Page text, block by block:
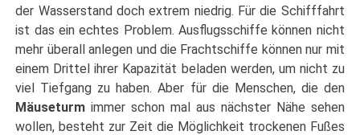
der Wasserstand doch extrem niedrig. Für die Schifffahrt
ist das ein echtes Problem. Ausflugsschiffe können nicht
mehr überall anlegen und die Frachtschiffe können nur mit
einem Drittel ihrer Kapazität beladen werden, um nicht zu
viel Tiefgang zu haben. Aber für die Menschen, die den
Mäuseturm immer schon mal aus nächster Nähe sehen
wollen, besteht zur Zeit die Möglichkeit trockenen Fußes